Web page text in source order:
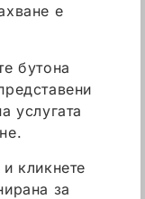
е
бутона
услугата
кликнете
за